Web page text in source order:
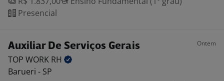
Presencial
Auxiliar De Serviços Gerais Ontem
TOP WORK RH
Barueri - SP